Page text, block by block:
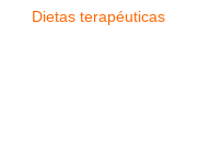
Dietas terapéuticas